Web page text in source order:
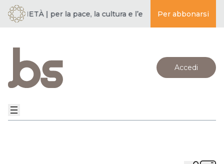
SOCIETÀ | per la pace, la cultura e l’educazione ·Per abbonarsi
Accedi